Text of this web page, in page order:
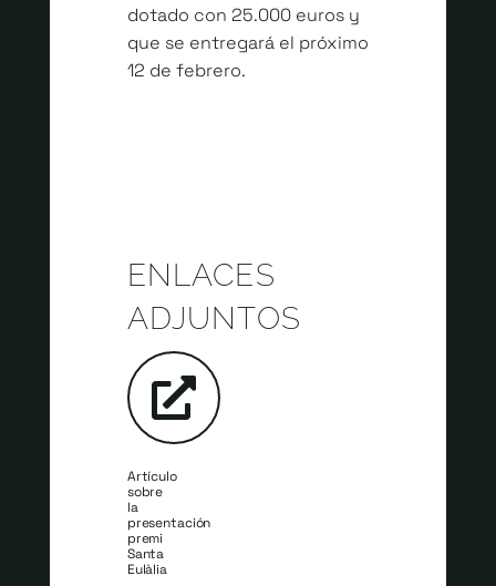
dotado con 25.000 euros y
que se entregará el próximo
12 de febrero.
ENLACES
ADJUNTOS
Artículo
sobre
la
presentación
premi
Santa
Eulàlia